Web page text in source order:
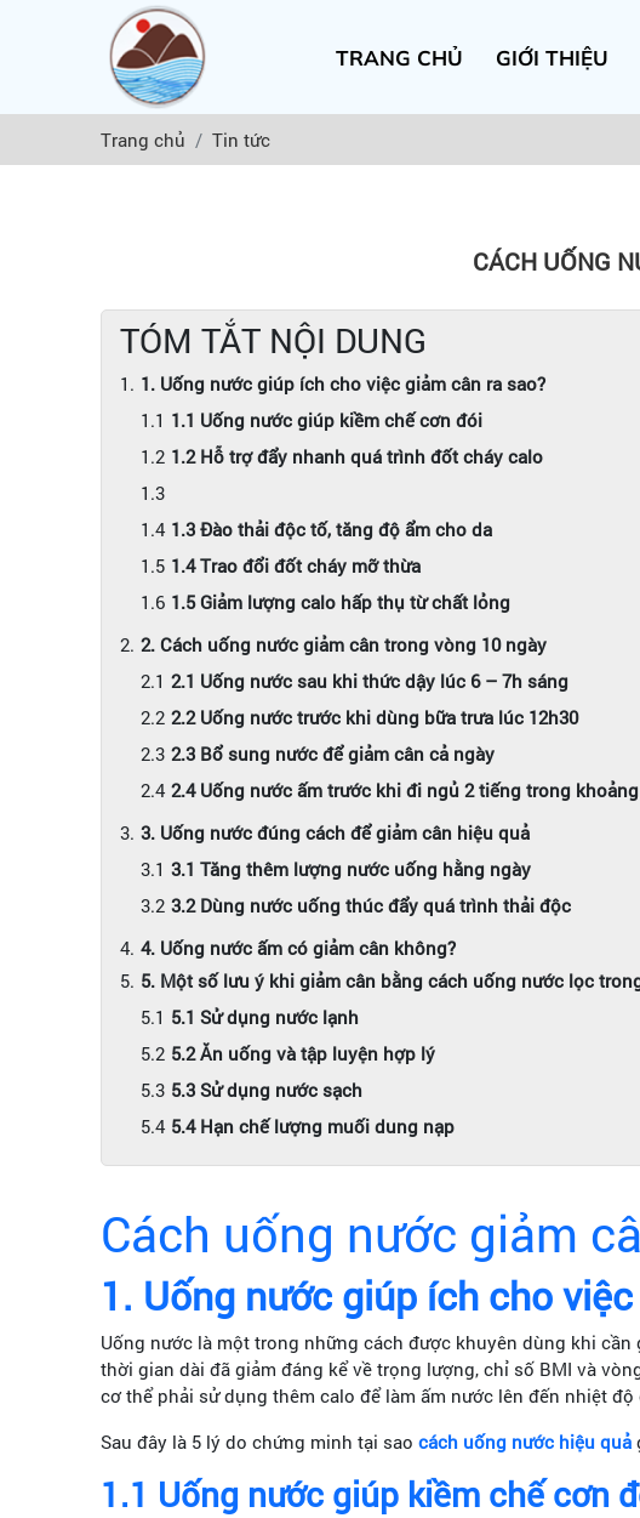
TRANG CHỦ GIỚI THIỆU
Trang chủ Tin tức
CÁCH UỐNG
TÓM TẮT NỘI DUNG
1. Uống nước giúp ích cho việc giảm cân ra sao?
1.1 Uống nước giúp kiềm chế cơn đói
1.2 Hỗ trợ đẩy nhanh quá trình đốt cháy calo
1.3 Đào thải độc tố, tăng độ ẩm cho da
1.4 Trao đổi đốt cháy mỡ thừa
1.5 Giảm lượng calo hấp thụ từ chất lỏng
2. Cách uống nước giảm cân trong vòng 10 ngày
2.1 Uống nước sau khi thức dậy lúc 6 – 7h sáng
2.2 Uống nước trước khi dùng bữa trưa lúc 12h30
2.3 Bổ sung nước để giảm cân cả ngày
2.4 Uống nước ấm trước khi đi ngủ 2 tiếng trong
3. Uống nước đúng cách để giảm cân hiệu quả
3.1 Tăng thêm lượng nước uống hằng ngày
3.2 Dùng nước uống thúc đẩy quá trình thải độc
4. Uống nước ấm có giảm cân không?
5. Một số lưu ý khi giảm cân bằng cách uống nước lọc
5.1 Sử dụng nước lạnh
5.2 Ăn uống và tập luyện hợp lý
5.3 Sử dụng nước sạch
5.4 Hạn chế lượng muối dung nạp
Cách uống nước giảm
1. Uống nước giúp ích cho
Uống nước là một trong những cách được khuyên dùng khi
thời gian dài đã giảm đáng kể về trọng lượng, chỉ số BMI và
cơ thể phải sử dụng thêm calo để làm ấm nước lên đến nhiệt độ
Sau đây là 5 lý do chứng minh tại sao cách uống nước hiệu quả
1.1 Uống nước giúp kiềm chế cơn